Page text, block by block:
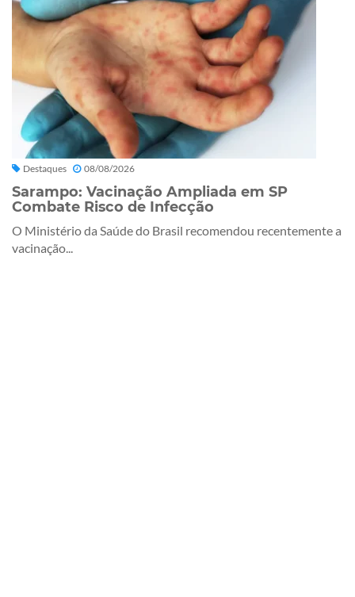
Destaques 08/08/2026
Sarampo: Vacinação Ampliada em SP
Combate Risco de Infecção
O Ministério da Saúde do Brasil recomendou recentemente a
vacinação...